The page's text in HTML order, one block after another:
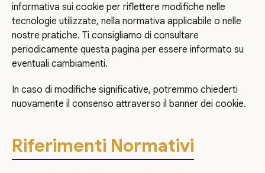
informativa sui cookie per riflettere modifiche nelle
tecnologie utilizzate, nella normativa applicabile o nelle
nostre pratiche. Ti consigliamo di consultare
periodicamente questa pagina per essere informato su
eventuali cambiamenti.
In caso di modifiche significative, potremmo chiederti
nuovamente il consenso attraverso il banner dei cookie.
Riferimenti Normativi